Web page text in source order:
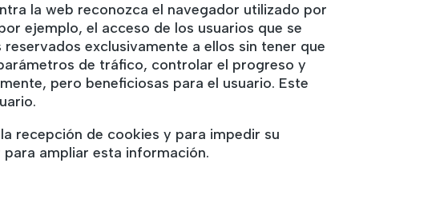
la web reconozca el navegador utilizado por
ejemplo, el acceso de los usuarios que se
exclusivamente a ellos sin tener que
de tráfico, controlar el progreso y
pero beneficiosas para el usuario. Este
recepción de cookies y para impedir su
ampliar esta información.